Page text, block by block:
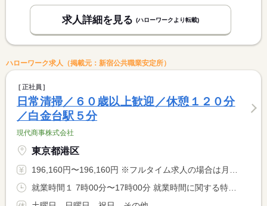
求人詳細を見る (ハローワークより転載)
ハローワーク求人（掲載元：新宿公共職業安定所）
正社員
日常清掃／６０歳以上歓迎／休憩１２０分
／白金台駅５分
現代商事株式会社
東京都港区
196,160円〜196,160円 ※フルタイム求人の場合は月額（換算額）、パート求人の場合は時間額を表示しています。